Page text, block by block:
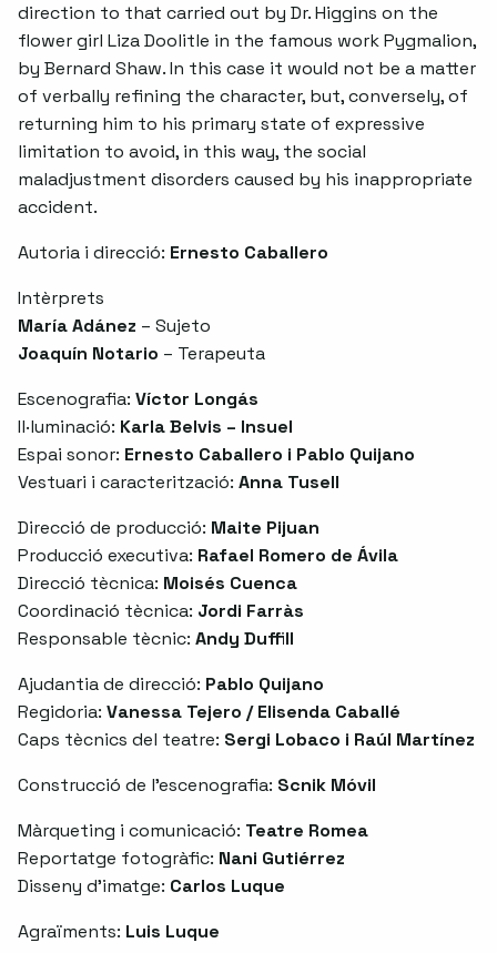
direction to that carried out by Dr. Higgins on the
flower girl Liza Doolitle in the famous work Pygmalion,
by Bernard Shaw. In this case it would not be a matter
of verbally refining the character, but, conversely, of
returning him to his primary state of expressive
limitation to avoid, in this way, the social
maladjustment disorders caused by his inappropriate
accident.
Autoria i direcció: Ernesto Caballero
Intèrprets
María Adánez – Sujeto
Joaquín Notario – Terapeuta
Escenografia: Víctor Longás
Il·luminació: Karla Belvis – Insuel
Espai sonor: Ernesto Caballero i Pablo Quijano
Vestuari i caracterització: Anna Tusell
Direcció de producció: Maite Pijuan
Producció executiva: Rafael Romero de Ávila
Direcció tècnica: Moisés Cuenca
Coordinació tècnica: Jordi Farràs
Responsable tècnic: Andy Duffill
Ajudantia de direcció: Pablo Quijano
Regidoria: Vanessa Tejero / Elisenda Caballé
Caps tècnics del teatre: Sergi Lobaco i Raúl Martínez
Construcció de l’escenografia: Scnik Móvil
Màrqueting i comunicació: Teatre Romea
Reportatge fotogràfic: Nani Gutiérrez
Disseny d’imatge: Carlos Luque
Agraïments: Luis Luque